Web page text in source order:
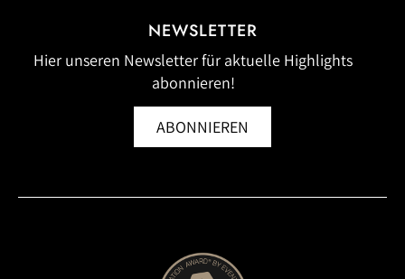
NEWSLETTER
Hier unseren Newsletter für aktuelle Highlights
abonnieren!
ABONNIEREN